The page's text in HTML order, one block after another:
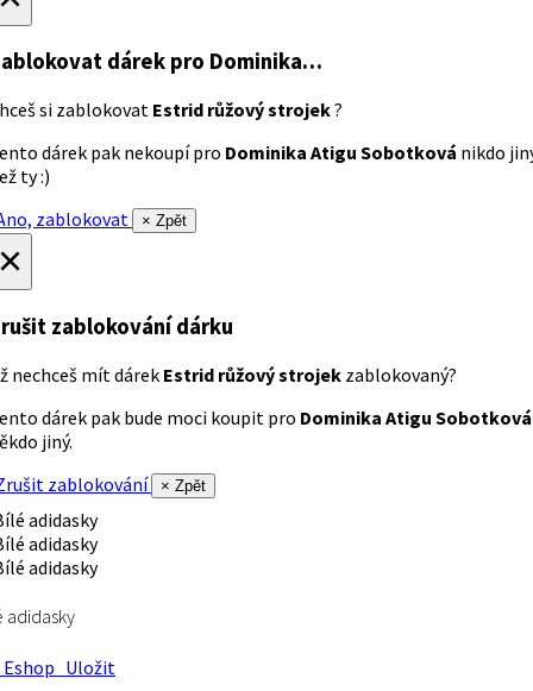
dárek pro Dominika…
si zablokovat Estrid růžový strojek?
dárek pak nekoupí pro Dominika Atigu Sobotková nikdo
ty :)
zablokovat
× Zpět
zablokování dárku
nechceš mít dárek Estrid růžový strojek zablokovaný?
dárek pak bude moci koupit pro Dominika Atigu Sobotková
jiný.
zablokování
× Zpět
adidasky
Uložit